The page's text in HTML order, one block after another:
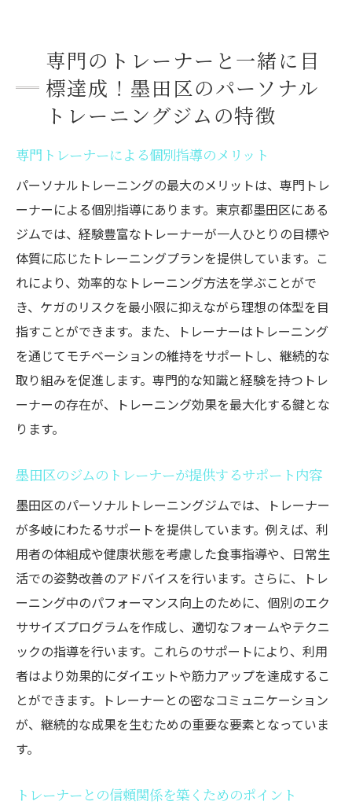
専門のトレーナーと一緒に目
標達成！墨田区のパーソナル
トレーニングジムの特徴
専門トレーナーによる個別指導のメリット
パーソナルトレーニングの最大のメリットは、専門トレ
ーナーによる個別指導にあります。東京都墨田区にある
ジムでは、経験豊富なトレーナーが一人ひとりの目標や
体質に応じたトレーニングプランを提供しています。こ
れにより、効率的なトレーニング方法を学ぶことがで
き、ケガのリスクを最小限に抑えながら理想の体型を目
指すことができます。また、トレーナーはトレーニング
を通じてモチベーションの維持をサポートし、継続的な
取り組みを促進します。専門的な知識と経験を持つトレ
ーナーの存在が、トレーニング効果を最大化する鍵とな
ります。
墨田区のジムのトレーナーが提供するサポート内容
墨田区のパーソナルトレーニングジムでは、トレーナー
が多岐にわたるサポートを提供しています。例えば、利
用者の体組成や健康状態を考慮した食事指導や、日常生
活での姿勢改善のアドバイスを行います。さらに、トレ
ーニング中のパフォーマンス向上のために、個別のエク
ササイズプログラムを作成し、適切なフォームやテクニ
ックの指導を行います。これらのサポートにより、利用
者はより効果的にダイエットや筋力アップを達成するこ
とができます。トレーナーとの密なコミュニケーション
が、継続的な成果を生むための重要な要素となっていま
す。
トレーナーとの信頼関係を築くためのポイント